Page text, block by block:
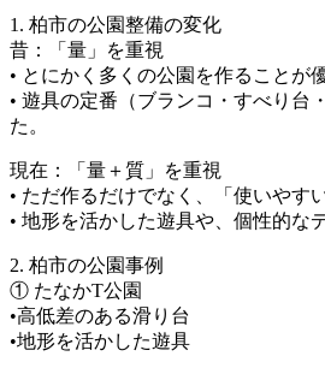
1. 柏市の公園整備の変化
昔：「量」を重視
• とにかく多くの公園を作ることが
• 遊具の定番（ブランコ・すべり台
た。
現在：「量＋質」を重視
• ただ作るだけでなく、「使いやす
• 地形を活かした遊具や、個性的な
2. 柏市の公園事例
① たなかT公園
•高低差のある滑り台
•地形を活かした遊具